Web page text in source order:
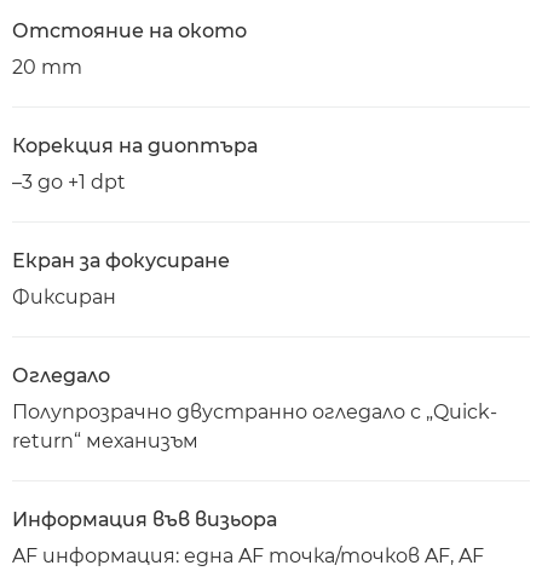
Отстояние на окото
20 mm
Корекция на диоптъра
–3 до +1 dpt
Екран за фокусиране
Фиксиран
Огледало
Полупрозрачно двустранно огледало с „Quick-
return“ механизъм
Информация във визьора
AF информация: една AF точка/точков AF, AF